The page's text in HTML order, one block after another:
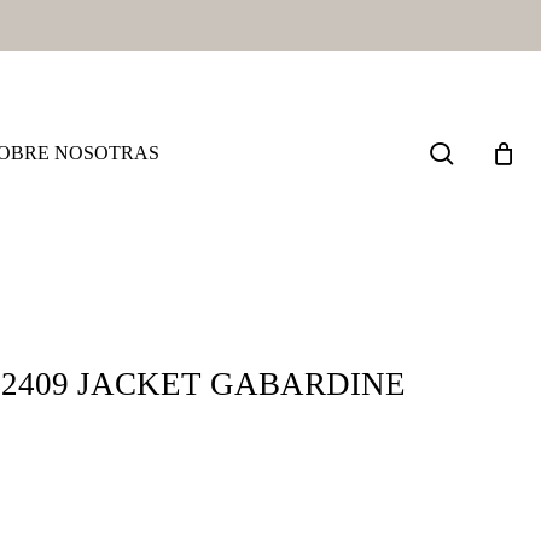
NOSOTRAS search
JACKET GABARDINE